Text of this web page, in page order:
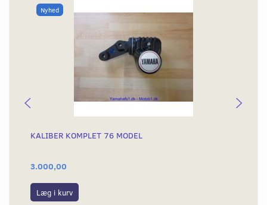
Nyhed
KALIBER KOMPLET 76 MODEL
3.000,00
Læg i kurv